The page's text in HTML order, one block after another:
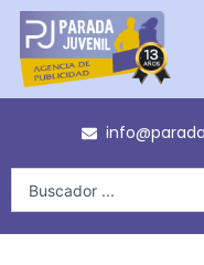
contenido